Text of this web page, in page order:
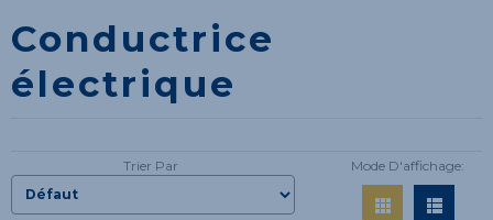
Conductrice
électrique
Trier Par Mode D'affichage: